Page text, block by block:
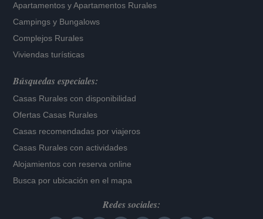
Apartamentos yApartamentos Rurales
Campings y Bungalows
Complejos Rurales
Viviendas turísticas
Búsquedas especiales:
Casas Rurales con disponibilidad
Ofertas Casas Rurales
Casas recomendadas por viajeros
Casas Rurales con actividades
Alojamientos con reserva online
Busca por ubicación en el mapa
Redes sociales: